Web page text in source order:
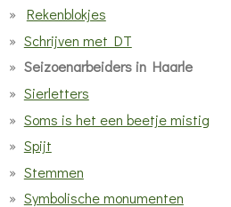
Rekenblokjes
Schrijven met DT
Seizoenarbeiders in Haarle
Sierletters
Soms is het een beetje mistig
Spijt
Stemmen
Symbolische monumenten